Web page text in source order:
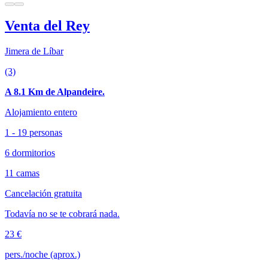
Venta del Rey
Jimera de Líbar
(3)
A 8.1 Km de Alpandeire.
Alojamiento entero
1 - 19 personas
6 dormitorios
11 camas
Cancelación gratuita
Todavía no se te cobrará nada.
23 €
pers./noche (aprox.)